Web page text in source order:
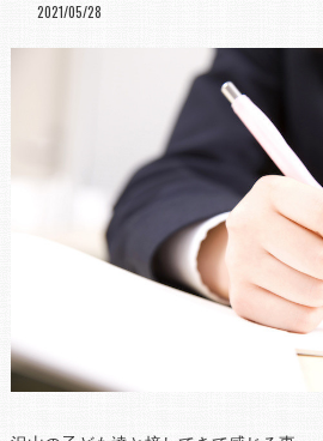
2021/05/28